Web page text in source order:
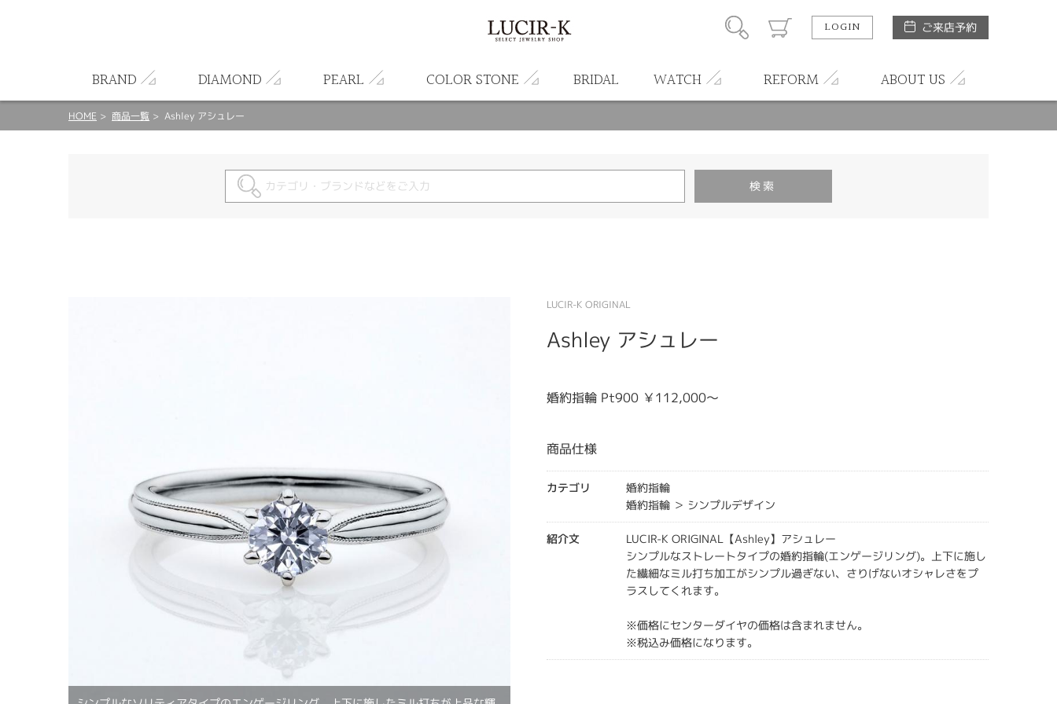
LOGIN ご来店予約
BRAND DIAMOND PEARL COLOR STONE BRIDAL WATCH REFORM ABOUT US
HOME 商品一覧 Ashley アシュレー
LUCIR-K ORIGINAL
Ashley アシュレー
婚約指輪 Pt900 ￥112,000～
商品仕様
カテゴリ
婚約指輪
婚約指輪 ＞ シンプルデザイン
紹介文
LUCIR-K ORIGINAL【Ashley】アシュレー
シンプルなストレートタイプの婚約指輪(エンゲージリング)。上下に施し
た繊細なミル打ち加工がシンプル過ぎない、さりげないオシャレさをプ
ラスしてくれます。
※価格にセンターダイヤの価格は含まれません。
※税込み価格になります。